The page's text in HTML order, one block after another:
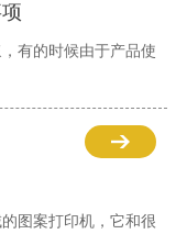
有的时候由于产品使
图案打印机，它和很